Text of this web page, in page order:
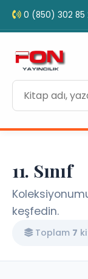
0 (850) 302 85
11. Sınıf
keşfedin.
Toplam 7